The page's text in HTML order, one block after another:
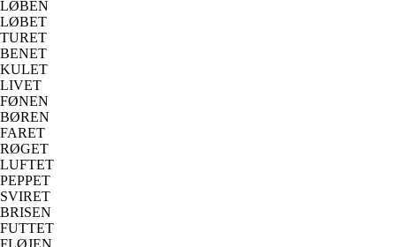
LØBEN
LØBET
TURET
BENET
KULET
LIVET
FØNEN
BØREN
FARET
RØGET
LUFTET
PEPPET
SVIRET
BRISEN
FUTTET
FLØJEN